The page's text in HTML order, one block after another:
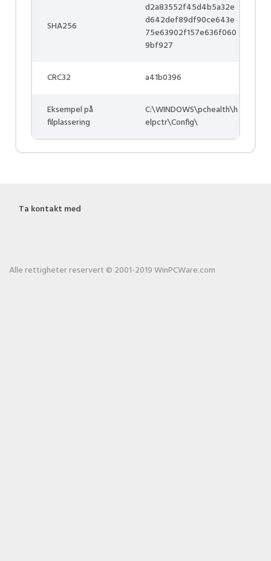
SHA256
d2a83552f45d4b5a32e
d642def89df90ce643e
75e63902f157e636f060
9bf927
CRC32 a41b0396
Eksempel på
filplassering
C:\WINDOWS\pchealth\h
elpctr\Config\
Ta kontakt med
Alle rettigheter reservert © 2001-2019 WinPCWare.com